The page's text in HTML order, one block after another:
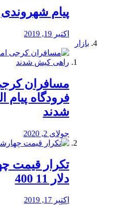
پیام شهروندی
اکتبر 19, 2019
بازار
مسافران
فرودگاه پیام
شدند
جولای 2, 2020
تکرار قیمت
دلار 11 400
اکتبر 17, 2019